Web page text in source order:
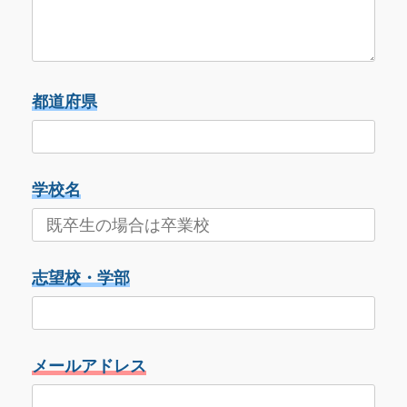
都道府県
学校名
志望校・学部
メールアドレス